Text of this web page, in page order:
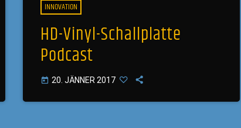
INNOVATION
HD-Vinyl-Schallplatte
Podcast
today 20. JÄNNER 2017